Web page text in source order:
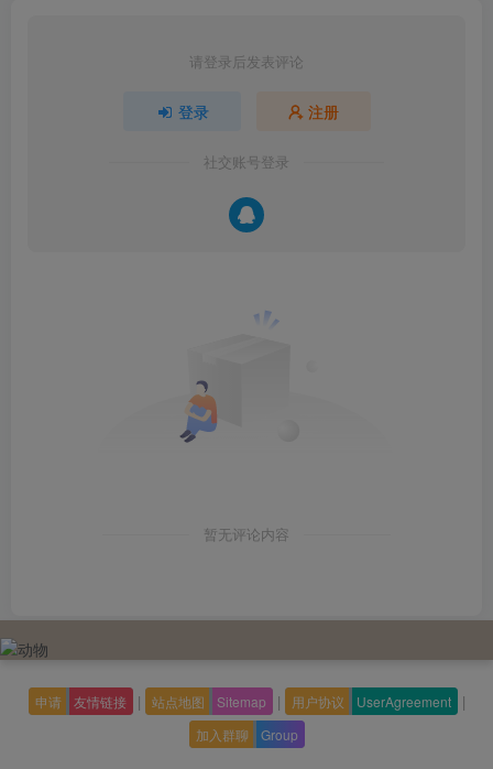
请登录后发表评论
登录 注册
社交账号登录
暂无评论内容
申请 友情链接 | 站点地图 Sitemap | 用户协议 UserAgreement |
加入群聊 Group